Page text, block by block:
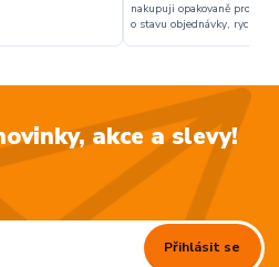
nakupuji opakovaně pro
o stavu objednávky, rychlost
akce a slevy!
Přihlásit se